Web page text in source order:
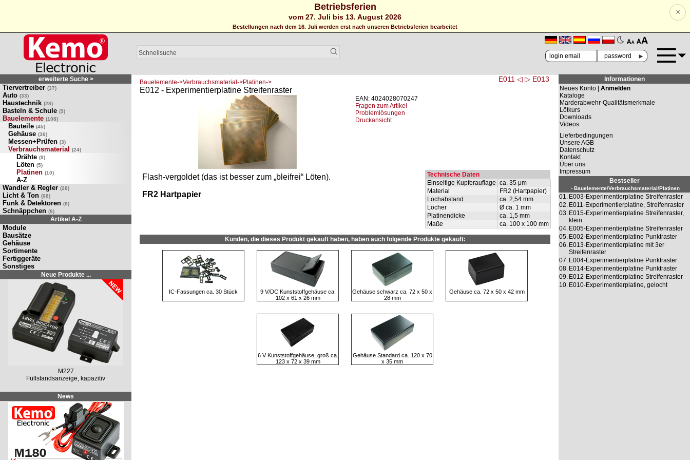
Betriebsferien
vom 27. Juli bis 13. August 2026
Bestellungen nach dem 16. Juli werden erst nach unseren Betriebsferien bearbeitet
×
🗛 🗚
►
erweiterte Suche >
Tiervertreiber (37)
Auto (33)
Haustechnik (28)
Basteln & Schule (9)
Bauelemente (108)
Bauteile (45)
Gehäuse (36)
Messen+Prüfen (3)
Verbrauchsmaterial (24)
Drähte (9)
Löten (5)
Platinen (10)
A-Z
Wandler & Regler (28)
Licht & Ton (68)
Funk & Detektoren (6)
Schnäppchen (6)
Artikel A-Z
Module
Bausätze
Gehäuse
Sortimente
Fertiggeräte
Sonstiges
Neue Produkte ...
M227
Füllstandsanzeige, kapazitiv
News
E011 ◁ ▷ E013
Bauelemente->Verbrauchsmaterial->Platinen->
E012 - Experimentierplatine Streifenraster
EAN: 4024028070247
Fragen zum Artikel
Problemlösungen
Druckansicht
Technische Daten
Einseitige Kupferauflage ca. 35 μm
Material
FR2 (Hartpapier)
Lochabstand
ca. 2,54 mm
Löcher
Ø ca. 1 mm
Platinendicke
ca. 1,5 mm
Maße
ca. 100 x 100 mm
Flash-vergoldet (das ist besser zum „bleifrei“ Löten).
FR2 Hartpapier
Kunden, die dieses Produkt gekauft haben, haben auch folgende Produkte gekauft:
IC-Fassungen ca. 30 Stück
9 V/DC Kunststoffgehäuse ca.
102 x 61 x 26 mm
Gehäuse schwarz ca. 72 x 50 x
28 mm
Gehäuse ca. 72 x 50 x 42 mm
6 V Kunststoffgehäuse, groß ca.
123 x 72 x 39 mm
Gehäuse Standard ca. 120 x 70
x 35 mm
Informationen
Neues Konto | Anmelden
Kataloge
Marderabwehr-Qualitätsmerkmale
Lötkurs
Downloads
Videos
Lieferbedingungen
Unsere AGB
Datenschutz
Kontakt
Über uns
Impressum
Bestseller
- Bauelemente/Verbrauchsmaterial/Platinen
01. E003-Experimentierplatine Streifenraster
02. E011-Experimentierplatine, Streifenraster
03. E015-Experimentierplatine Streifenraster,
klein
04. E005-Experimentierplatine Streifenraster
05. E002-Experimentierplatine Punktraster
06. E013-Experimentierplatine mit 3er
Streifenraster
07. E004-Experimentierplatine Punktraster
08. E014-Experimentierplatine Punktraster
09. E012-Experimentierplatine Streifenraster
10. E010-Experimentierplatine, gelocht